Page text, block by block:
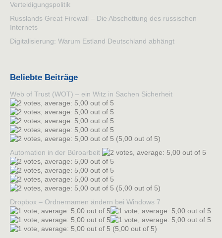
Verteidigungspolitik
Russlands Great Firewall – Die Abschottung des russischen
Internets
Digitalisierung: Warum Estland Deutschland abhängt
Beliebte Beiträge
Web of Trust (WOT) – ein Witz in Sachen Sicherheit
(5,00 out of 5)
Automation in der Büroarbeit
(5,00 out of 5)
Dropbox – Ordnernamen ändern bei Windows 7
(5,00 out of 5)